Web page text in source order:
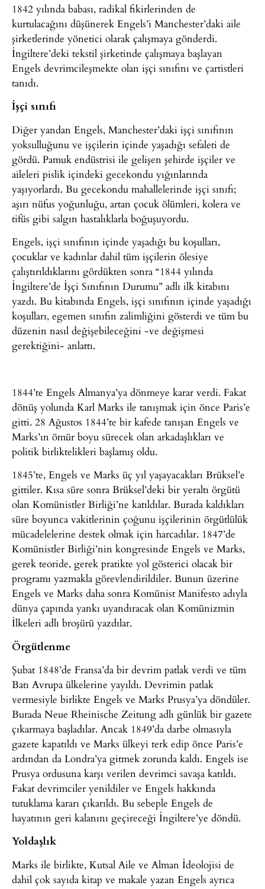
1842 yılında babası, radikal fikirlerinden de
kurtulacağını düşünerek Engels’i Manchester’daki aile
şirketlerinde yönetici olarak çalışmaya gönderdi.
İngiltere’deki tekstil şirketinde çalışmaya başlayan
Engels devrimcileşmekte olan işçi sınıfını ve çartistleri
tanıdı.
İşçi sınıfı
Diğer yandan Engels, Manchester’daki işçi sınıfının
yoksulluğunu ve işçilerin içinde yaşadığı sefaleti de
gördü. Pamuk endüstrisi ile gelişen şehirde işçiler ve
aileleri pislik içindeki gecekondu yığınlarında
yaşıyorlardı. Bu gecekondu mahallelerinde işçi sınıfı;
aşırı nüfus yoğunluğu, artan çocuk ölümleri, kolera ve
tifüs gibi salgın hastalıklarla boğuşuyordu.
Engels, işçi sınıfının içinde yaşadığı bu koşulları,
çocuklar ve kadınlar dahil tüm işçilerin ölesiye
çalıştırıldıklarını gördükten sonra “1844 yılında
İngiltere’de İşçi Sınıfının Durumu” adlı ilk kitabını
yazdı. Bu kitabında Engels, işçi sınıfının içinde yaşadığı
koşulları, egemen sınıfın zalimliğini gösterdi ve tüm bu
düzenin nasıl değişebileceğini -ve değişmesi
gerektiğini- anlattı.
1844’te Engels Almanya’ya dönmeye karar verdi. Fakat
dönüş yolunda Karl Marks ile tanışmak için önce Paris’e
gitti. 28 Ağustos 1844’te bir kafede tanışan Engels ve
Marks’ın ömür boyu sürecek olan arkadaşlıkları ve
politik birliktelikleri başlamış oldu.
1845’te, Engels ve Marks üç yıl yaşayacakları Brüksel’e
gittiler. Kısa süre sonra Brüksel’deki bir yeraltı örgütü
olan Komünistler Birliği’ne katıldılar. Burada kaldıkları
süre boyunca vakitlerinin çoğunu işçilerinin örgütlülük
mücadelelerine destek olmak için harcadılar. 1847’de
Komünistler Birliği’nin kongresinde Engels ve Marks,
gerek teoride, gerek pratikte yol gösterici olacak bir
programı yazmakla görevlendirildiler. Bunun üzerine
Engels ve Marks daha sonra Komünist Manifesto adıyla
dünya çapında yankı uyandıracak olan Komünizmin
İlkeleri adlı broşürü yazdılar.
Örgütlenme
Şubat 1848’de Fransa’da bir devrim patlak verdi ve tüm
Batı Avrupa ülkelerine yayıldı. Devrimin patlak
vermesiyle birlikte Engels ve Marks Prusya’ya döndüler.
Burada Neue Rheinische Zeitung adlı günlük bir gazete
çıkarmaya başladılar. Ancak 1849’da darbe olmasıyla
gazete kapatıldı ve Marks ülkeyi terk edip önce Paris’e
ardından da Londra’ya gitmek zorunda kaldı. Engels ise
Prusya ordusuna karşı verilen devrimci savaşa katıldı.
Fakat devrimciler yenildiler ve Engels hakkında
tutuklama kararı çıkarıldı. Bu sebeple Engels de
hayatının geri kalanını geçireceği İngiltere’ye döndü.
Yoldaşlık
Marks ile birlikte, Kutsal Aile ve Alman İdeolojisi de
dahil çok sayıda kitap ve makale yazan Engels ayrıca